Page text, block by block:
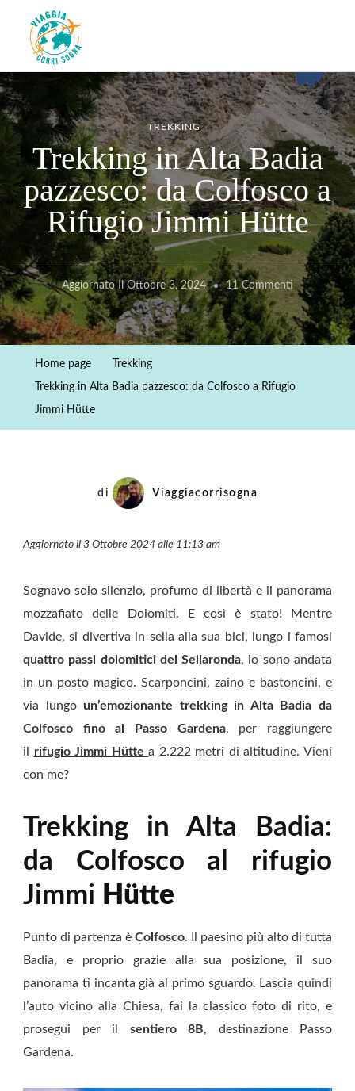
Viaggiacorrisogna – Blog di
viaggi e running
Viaggi zaino in spalla e corse in giro per il mondo
TREKKING
Trekking in Alta Badia
pazzesco: da Colfosco a
Rifugio Jimmi Hütte
Aggiornato IlOttobre 3, 2024 11 Commenti Su
Trekking
In
Home page Trekking
Trekking in Alta Badia pazzesco: da Colfosco a Rifugio
Jimmi Hütte
di Viaggiacorrisogna
Aggiornato il 3 Ottobre 2024 alle 11:13 am
Sognavo solo silenzio, profumo di libertà e il panorama
mozzafiato delle Dolomiti. E così è stato! Mentre
Davide, si divertiva in sella alla sua bici, lungo i famosi
quattro passi dolomitici del Sellaronda, io sono andata
in un posto magico. Scarponcini, zaino e bastoncini, e
via lungo un’emozionante trekking in Alta Badia da
Colfosco fino al Passo Gardena, per raggiungere
il rifugio Jimmi Hüttea 2.222 metri di altitudine. Vieni
con me?
Trekking in Alta Badia:
da Colfosco al rifugio
Jimmi Hütte
Punto di partenza è Colfosco. Il paesino più alto di tutta
Badia, e proprio grazie alla sua posizione, il suo
panorama ti incanta già al primo sguardo. Lascia quindi
l’auto vicino alla Chiesa, fai la classico foto di rito, e
prosegui per il sentiero 8B, destinazione Passo
Gardena.